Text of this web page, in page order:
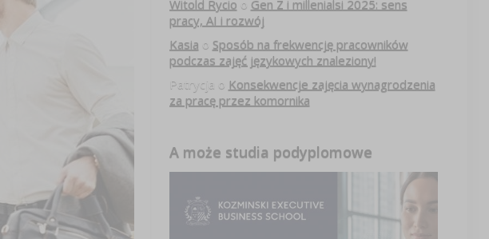
Witold Rycio o Gen Z i millenialsi 2025: sens
pracy, AI i rozwój
Kasia o Sposób na frekwencję pracowników
podczas zajęć językowych znaleziony!
Patrycja o Konsekwencje zajęcia wynagrodzenia
za pracę przez komornika
A może studia podyplomowe